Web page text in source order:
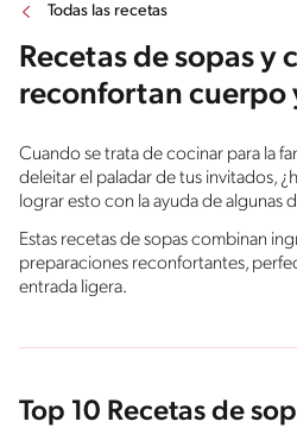
Todas las recetas
Recetas de sopas y
reconfortan cuerpo
Cuando se trata de cocinar para la
deleitar el paladar de tus invitados,
lograr esto con la ayuda de algunas
Estas recetas de sopas combinan
preparaciones reconfortantes,
entrada ligera.
Top 10 Recetas de